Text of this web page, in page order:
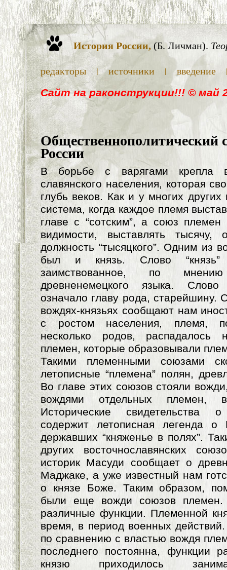
История России, (Б. Личман).
редакторы | источники | введение
Cайт на раконструкции!!! © май
Общественнополитический
России
В борьбе с варягами крепла
славянского населения, которая
глубь веков. Как и у многих
система, когда каждое племя
главе с “сотским”, а союз
видимости, выставлять тысячу,
должность “тысяцкого”. Одним из
был и князь. Слово “князь”
заимствованное, по
древненемецкого языка.
означало главу рода, старейшину.
вождях-князьях сообщают нам
с ростом населения, племя,
несколько родов, распадалось
племен, которые образовывали
Такими племенными союзами
летописные “племена” полян,
Во главе этих союзов стояли
вождями отдельных племен,
Исторические свидетельства
содержит летописная легенда
державших “княженье в полях”.
других восточнославянских
историк Масуди сообщает о
Маджаке, а уже известный нам
о князе Боже. Таким образом,
были еще вожди союзов
различные функции. Племенной
время, в период военных
по сравнению с властью вождя
последнего постоянна, функции
князю приходилось